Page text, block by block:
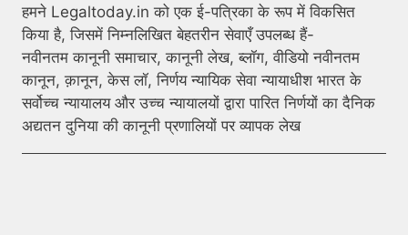
हमने Legaltoday.in को एक ई-पत्रिका के रूप में विकसित
किया है, जिसमें निम्नलिखित बेहतरीन सेवाएँ उपलब्ध हैं-
नवीनतम कानूनी समाचार, कानूनी लेख, ब्लॉग, वीडियो नवीनतम
कानून, क़ानून, केस लॉ, निर्णय न्यायिक सेवा न्यायाधीश भारत के
सर्वोच्च न्यायालय और उच्च न्यायालयों द्वारा पारित निर्णयों का दैनिक
अद्यतन दुनिया की कानूनी प्रणालियों पर व्यापक लेख